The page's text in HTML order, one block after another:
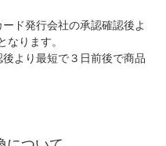
ード発行会社の承認確認後よ
なります。
後より最短で３日前後で商品